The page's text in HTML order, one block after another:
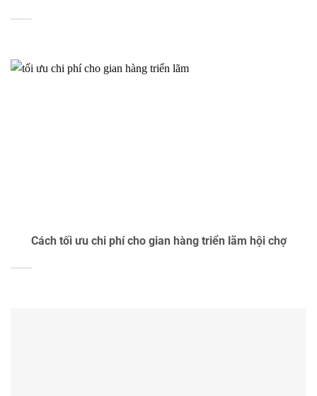
Cách tối ưu chi phí cho gian hàng triển lãm hội chợ